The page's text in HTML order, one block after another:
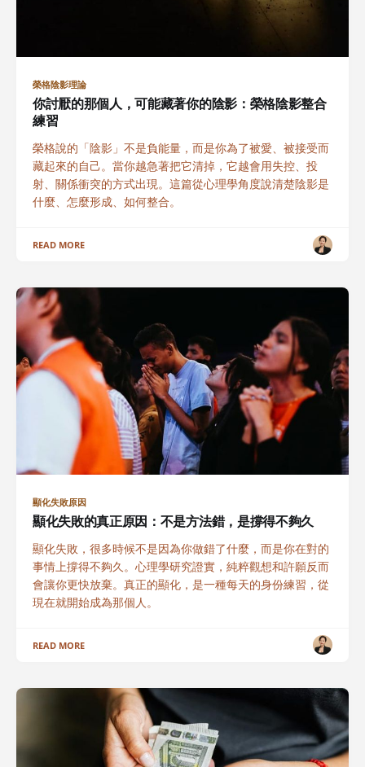
榮格陰影理論
你討厭的那個人，可能藏著你的陰影：榮格陰影整合
練習
榮格說的「陰影」不是負能量，而是你為了被愛、被接受而
藏起來的自己。當你越急著把它清掉，它越會用失控、投
射、關係衝突的方式出現。這篇從心理學角度說清楚陰影是
什麼、怎麼形成、如何整合。
READ MORE
顯化失敗原因
顯化失敗的真正原因：不是方法錯，是撐得不夠久
顯化失敗，很多時候不是因為你做錯了什麼，而是你在對的
事情上撐得不夠久。心理學研究證實，純粹觀想和許願反而
會讓你更快放棄。真正的顯化，是一種每天的身份練習，從
現在就開始成為那個人。
READ MORE